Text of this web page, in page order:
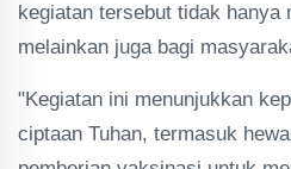
kegiatan tersebut tidak hanya
melainkan juga bagi
"Kegiatan ini menunjukkan
ciptaan Tuhan, termasuk